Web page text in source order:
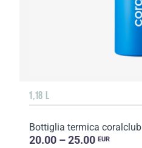
1,18 L
Bottiglia termica coralclub
20.00 – 25.00 EUR